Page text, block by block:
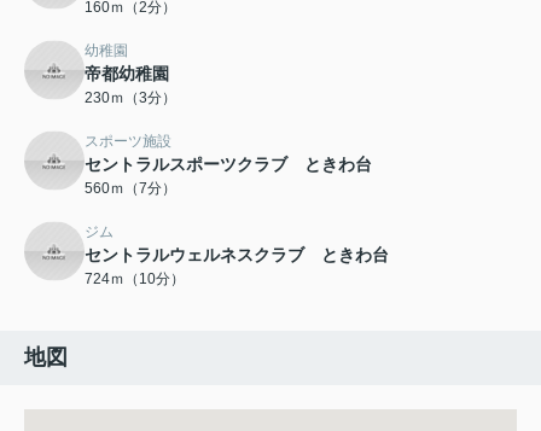
160ｍ（2分）
幼稚園
帝都幼稚園
230ｍ（3分）
スポーツ施設
セントラルスポーツクラブ ときわ台
560ｍ（7分）
ジム
セントラルウェルネスクラブ ときわ台
724ｍ（10分）
地図